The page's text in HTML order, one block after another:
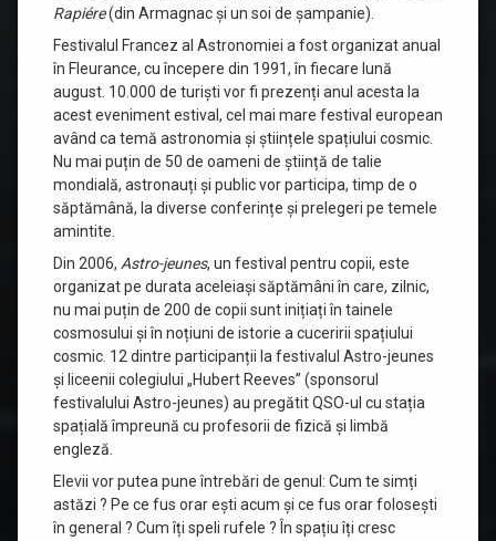
Rapiére(din Armagnac și un soi de șampanie).
Festivalul Francez al Astronomiei a fost organizat anual
în Fleurance, cu începere din 1991, în fiecare lună
august. 10.000 de turiști vor fi prezenți anul acesta la
acest eveniment estival, cel mai mare festival european
având ca temă astronomia și științele spațiului cosmic.
Nu mai puțin de 50 de oameni de știință de talie
mondială, astronauți și public vor participa, timp de o
săptămână, la diverse conferințe și prelegeri pe temele
amintite.
Din 2006, Astro-jeunes, un festival pentru copii, este
organizat pe durata aceleiași săptămâni în care, zilnic,
nu mai puțin de 200 de copii sunt inițiați în tainele
cosmosului și în noțiuni de istorie a cuceririi spațiului
cosmic. 12 dintre participanții la festivalul Astro-jeunes
și liceenii colegiului „Hubert Reeves” (sponsorul
festivalului Astro-jeunes) au pregătit QSO-ul cu stația
spațială împreună cu profesorii de fizică și limbă
engleză.
Elevii vor putea pune întrebări de genul: Cum te simți
astăzi ? Pe ce fus orar ești acum și ce fus orar folosești
în general ? Cum îți speli rufele ? În spațiu îți cresc